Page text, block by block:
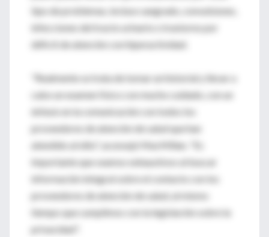
tipo de problemas, incluso sangrado, convulsiones,
infecciones del tracto urinario o trastorno por
déficit de atención con hiperactividad.
"Realmente se trata de tomar un historial y llevar a
cabo un examen físico con mucho cuidado, con un
énfasis en la comunicación con todos los
proveedores de atención de salud que han
atendido al niño", aconsejó MacMillan. "Es
importante que seamos exhaustivos al buscar
información integral sobre el contacto con los
proveedores de atención de salud, al mismo
tiempo que cumplimos con la legislación sobre la
privacidad".